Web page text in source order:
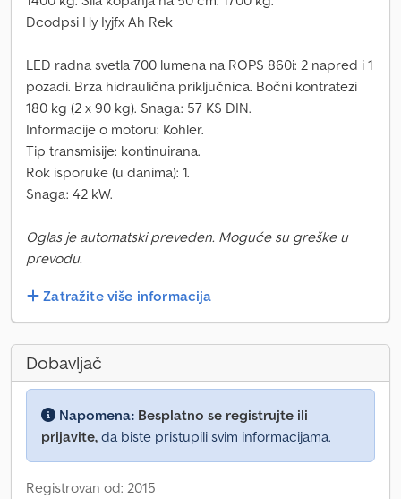
Dcodpsi Hy Iyjfx Ah Rek
LED radna svetla 700 lumena na ROPS 860i: 2 napred i 1
pozadi. Brza hidraulična priključnica. Bočni kontratezi
180 kg (2 x 90 kg). Snaga: 57 KS DIN.
Informacije o motoru: Kohler.
Tip transmisije: kontinuirana.
Rok isporuke (u danima): 1.
Snaga: 42 kW.
Oglas je automatski preveden. Moguće su greške u
prevodu.
Zatražite više informacija
Dobavljač
Napomena: Besplatno se registrujte ili
prijavite, da biste pristupili svim informacijama.
Registrovan od: 2015